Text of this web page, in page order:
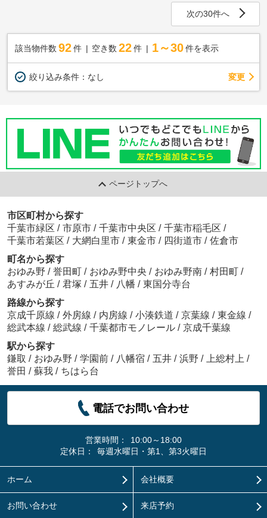
次の30件へ
該当物件数 92件 空き数 22 件 1～30 件を表示
絞り込み条件： なし 変更
ページトップへ
市区町村から探す
千葉市緑区 / 市原市 / 千葉市中央区 / 千葉市稲毛区 /
千葉市若葉区 / 大網白里市 / 東金市 / 四街道市 / 佐倉市
町名から探す
おゆみ野 / 誉田町 / おゆみ野中央 / おゆみ野南 / 村田町 /
あすみが丘 / 君塚 / 五井 / 八幡 / 東国分寺台
路線から探す
京成千原線 / 外房線 / 内房線 / 小湊鉄道 / 京葉線 / 東金線 /
総武本線 / 総武線 / 千葉都市モノレール / 京成千葉線
駅から探す
鎌取 / おゆみ野 / 学園前 / 八幡宿 / 五井 / 浜野 / 上総村上 /
誉田 / 蘇我 / ちはら台
電話でお問い合わせ
営業時間：
10:00～18:00
定休日：
毎週水曜日・第1、第3火曜日
ホーム 会社概要
お問い合わせ 来店予約